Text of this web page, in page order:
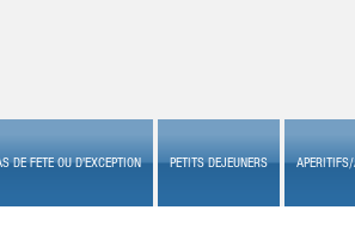
DE FETE OU D'EXCEPTION PETITS DEJEUNERS